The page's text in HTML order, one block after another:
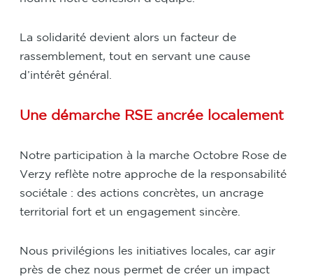
La solidarité devient alors un facteur de
rassemblement, tout en servant une cause
d’intérêt général.
Une démarche RSE ancrée localement
Notre participation à la marche Octobre Rose de
Verzy reflète notre approche de la responsabilité
sociétale : des actions concrètes, un ancrage
territorial fort et un engagement sincère.
Nous privilégions les initiatives locales, car agir
près de chez nous permet de créer un impact